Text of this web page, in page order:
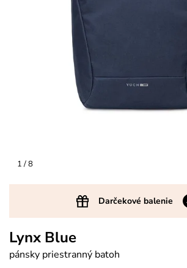
1/ 8
Darčekové balenie
Lynx Blue
pánsky priestranný batoh